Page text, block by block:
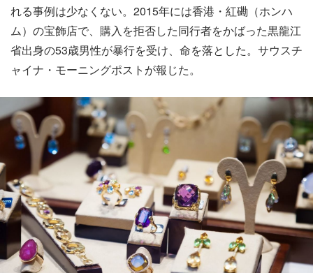
れる事例は少なくない。2015年には香港・紅磡（ホンハ
ム）の宝飾店で、購入を拒否した同行者をかばった黒龍江
省出身の53歳男性が暴行を受け、命を落とした。サウスチ
ャイナ・モーニングポストが報じた。